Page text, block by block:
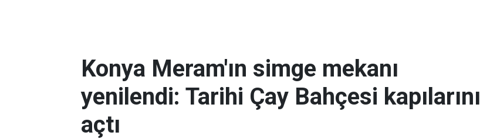
Konya Meram'ın simge mekanı
yenilendi: Tarihi Çay Bahçesi kapılarını
açtı